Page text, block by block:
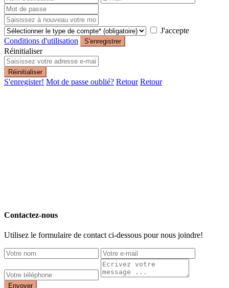
J'accepte
Conditions d'utilisation
S'enregistrer
Réinitialiser
Réinitialiser
S'enregister! Mot de passe oublié? Retour Retour
Contactez-nous
Utilisez le formulaire de contact ci-dessous pour nous joindre!
Envoyer